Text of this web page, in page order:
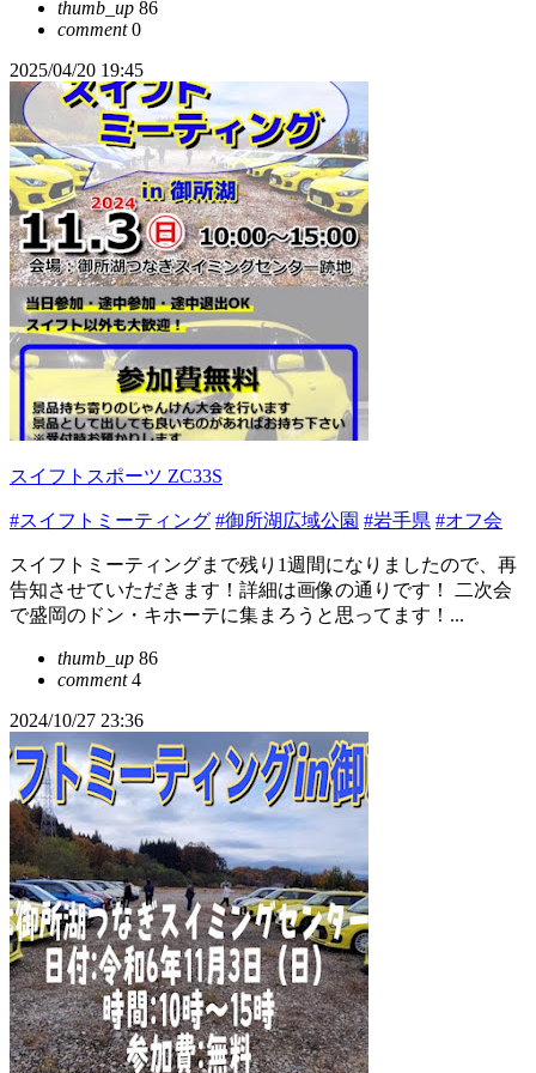
thumb_up 86
comment0
2025/04/20 19:45
スイフトスポーツ ZC33S
#スイフトミーティング #御所湖広域公園 #岩手県 #オフ会
スイフトミーティングまで残り1週間になりましたので、再
告知させていただきます！詳細は画像の通りです！ 二次会
で盛岡のドン・キホーテに集まろうと思ってます！...
thumb_up 86
comment4
2024/10/27 23:36